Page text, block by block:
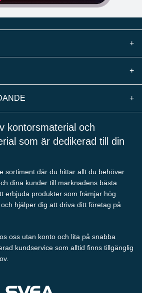
+
+
+
kontorsmaterial och
som är dedikerad till din
sortiment där du hittar allt du behöver
dina kunder till marknadens bästa
erbjuda produkter som främjar hög
hjälper dig att driva ditt företag på
oss utan konto och lita på snabba
kundservice som alltid finns tillgänglig